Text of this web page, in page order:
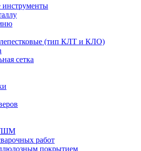
инструменты
(тип КЛТ и КЛО)
сетка
УШМ
работ
покрытием